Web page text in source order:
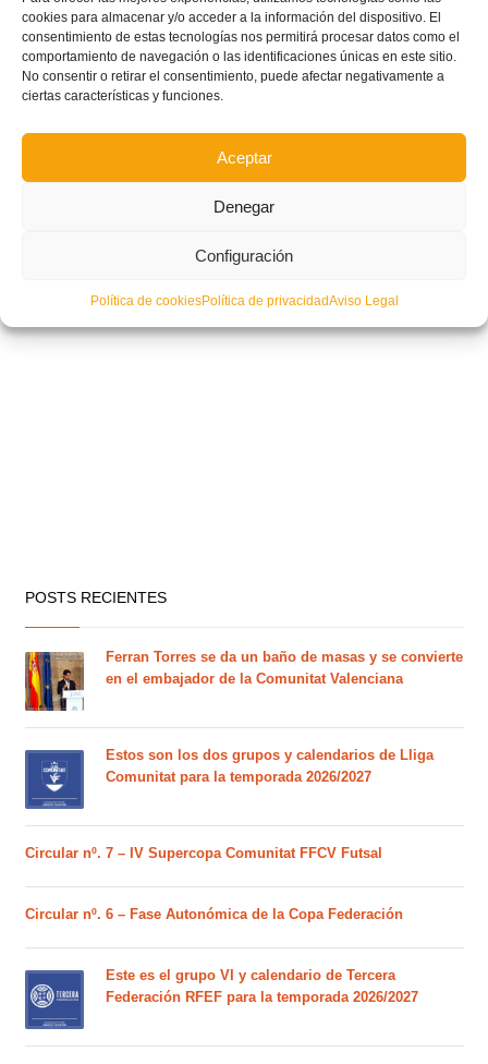
cookies para almacenar y/o acceder a la información del dispositivo. El
consentimiento de estas tecnologías nos permitirá procesar datos como el
comportamiento de navegación o las identificaciones únicas en este sitio.
No consentir o retirar el consentimiento, puede afectar negativamente a
ciertas características y funciones.
Aceptar
Denegar
Configuración
Política de cookiesPolítica de privacidadAviso Legal
POSTS RECIENTES
Ferran Torres se da un baño de masas y se convierte
en el embajador de la Comunitat Valenciana
Estos son los dos grupos y calendarios de Lliga
Comunitat para la temporada 2026/2027
Circular nº. 7 – IV Supercopa Comunitat FFCV Futsal
Circular nº. 6 – Fase Autonómica de la Copa Federación
Este es el grupo VI y calendario de Tercera
Federación RFEF para la temporada 2026/2027